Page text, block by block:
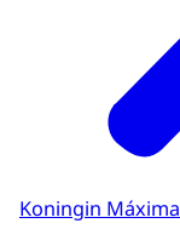
Koningin Máxima